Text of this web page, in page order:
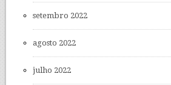
setembro 2022
agosto 2022
julho 2022